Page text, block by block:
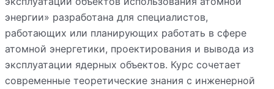
энергии» разработана для специалистов,
работающих или планирующих работать в сфере
атомной энергетики, проектирования и вывода из
эксплуатации ядерных объектов. Курс сочетает
современные теоретические знания с инженерной